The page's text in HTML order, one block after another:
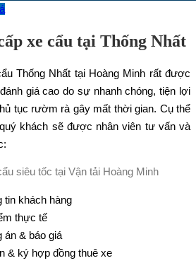
xe cẩu tại Thống Nhất
Thống Nhất tại Hoàng Minh rất được
giá cao do sự nhanh chóng, tiện lợi
tục rườm rà gây mất thời gian. Cụ thể
khách sẽ được nhân viên tư vấn và
tin khách hàng
thực tế
& báo giá
& ký hợp đồng thuê xe